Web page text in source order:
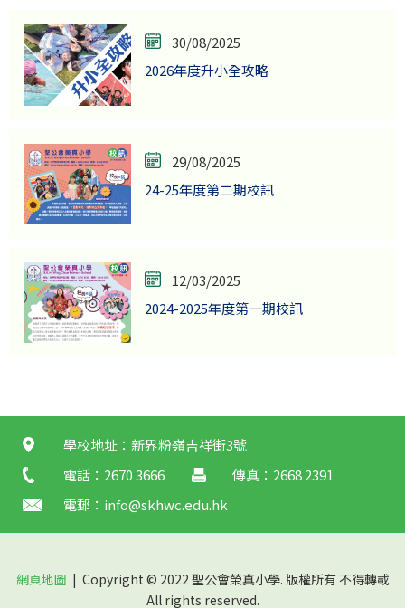
30/08/2025
2026年度升小全攻略
29/08/2025
24-25年度第二期校訊
12/03/2025
2024-2025年度第一期校訊
學校地址：新界粉嶺吉祥街3號
電話：2670 3666
傳真：2668 2391
電郵： info@skhwc.edu.hk
網頁地圖 | Copyright © 2022 聖公會榮真小學. 版權所有 不得轉載
All rights reserved.